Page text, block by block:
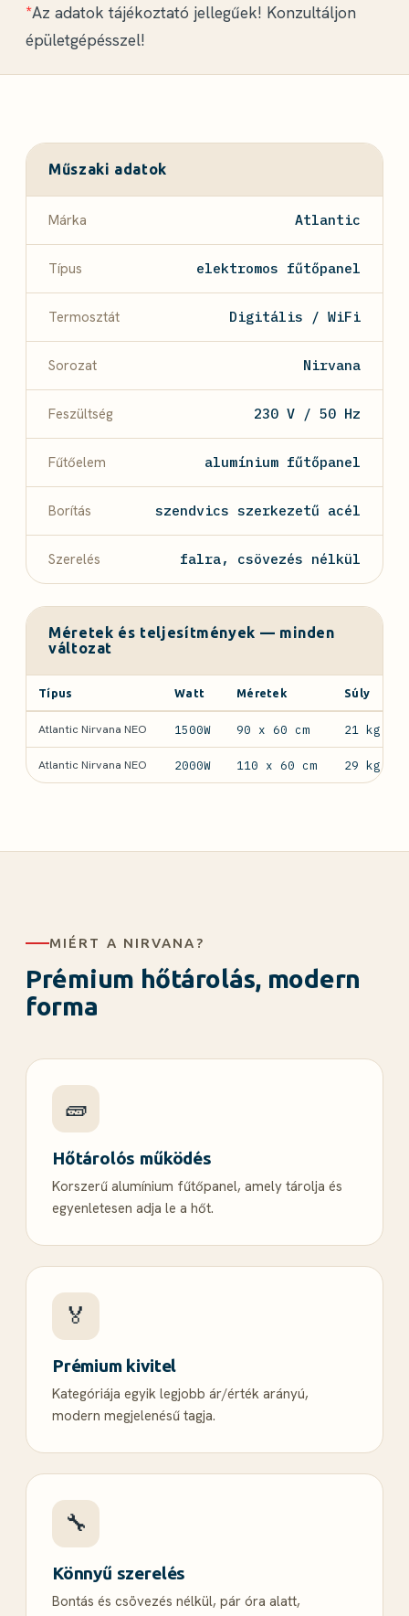
*Az adatok tájékoztató jellegűek! Konzultáljon
épületgépésszel!
Műszaki adatok
Márka Atlantic
Típus elektromos fűtőpanel
Termosztát Digitális / WiFi
Sorozat Nirvana
Feszültség 230 V / 50 Hz
Fűtőelem alumínium fűtőpanel
Borítás szendvics szerkezetű acél
Szerelés falra, csövezés nélkül
Méretek és teljesítmények — minden
változat
Típus Watt Méretek Súly
Atlantic Nirvana NEO 1500W 90 x 60 cm 21 kg
Atlantic Nirvana NEO 2000W 110 x 60 cm 29 kg
MIÉRT A NIRVANA?
Prémium hőtárolás, modern
forma
🧱
Hőtárolós működés
Korszerű alumínium fűtőpanel, amely tárolja és
egyenletesen adja le a hőt.
🏅
Prémium kivitel
Kategóriája egyik legjobb ár/érték arányú,
modern megjelenésű tagja.
🔧
Könnyű szerelés
Bontás és csövezés nélkül, pár óra alatt,